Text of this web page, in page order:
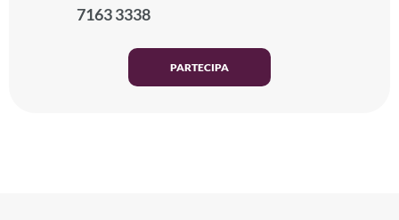
7163 3338
PARTECIPA